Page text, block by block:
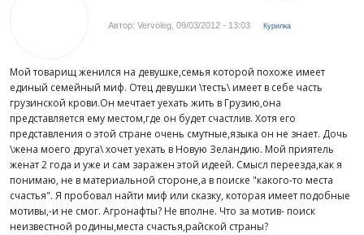
Автор: Vervoleg, 09/03/2012 - 13:03 Курилка
Мой товарищ женился на девушке,семья которой похоже имеет
единый семейный миф. Отец девушки \тесть\ имеет в себе часть
грузинской крови.Он мечтает уехать жить в Грузию,она
представляется ему местом,где он будет счастлив. Хотя его
представления о этой стране очень смутные,языка он не знает. Дочь
\жена моего друга\ хочет уехать в Новую Зеландию. Мой приятель
женат 2 года и уже и сам заражен этой идеей. Cмысл переезда,как я
понимаю, не в материальной стороне,а в поиске "какого-то места
счастья". Я пробовал найти миф или сказку, которая имеет подобные
мотивы,-и не смог. Агронафты? Не вполне. Что за мотив- поиск
неизвестной родины,места счастья,райской страны?